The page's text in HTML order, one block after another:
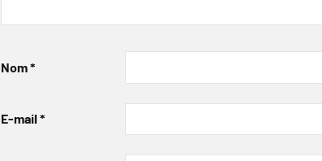
Nom*
E-mail *